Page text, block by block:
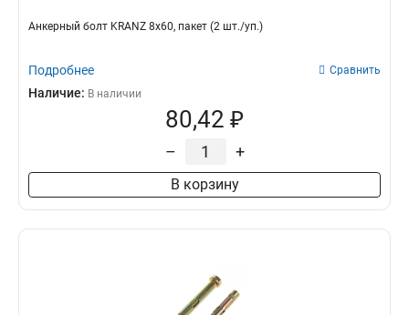
Анкерный болт KRANZ 8х60, пакет (2 шт./уп.)
Подробнее Сравнить
Наличие: В наличии
80,42 ₽
– +
В корзину